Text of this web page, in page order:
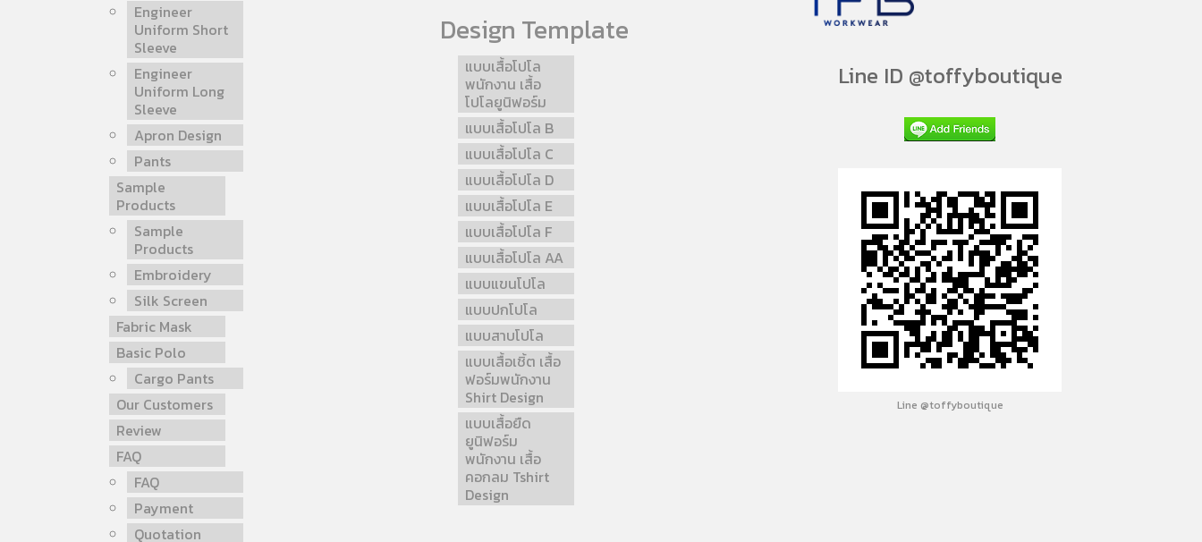
Engineer
Uniform Short
Sleeve
Engineer
Uniform Long
Sleeve
Apron Design
Pants
Sample
Products
Sample
Products
Embroidery
Silk Screen
Fabric Mask
Basic Polo
Cargo Pants
Our Customers
Review
FAQ
FAQ
Payment
Quotation
Design Template
แบบเสื้อโปโล
พนักงาน เสื้อ
โปโลยูนิฟอร์ม
แบบเสื้อโปโล B
แบบเสื้อโปโล C
แบบเสื้อโปโล D
แบบเสื้อโปโล E
แบบเสื้อโปโล F
แบบเสื้อโปโล AA
แบบแขนโปโล
แบบปกโปโล
แบบสาบโปโล
แบบเสื้อเชิ้ต เสื้อ
ฟอร์มพนักงาน
Shirt Design
แบบเสื้อยืด
ยูนิฟอร์ม
พนักงาน เสื้อ
คอกลม Tshirt
Design
Line ID @toffyboutique
Line @toffyboutique